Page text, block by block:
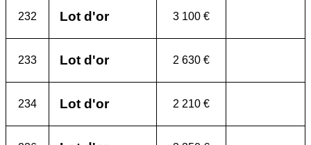
232 Lot d'or 3 100 €
233 Lot d'or 2 630 €
234 Lot d'or 2 210 €